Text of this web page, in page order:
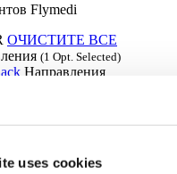
uses cookies
Flymedi
ОЧИСТИТЕ ВСЕ
(1 Opt. Selected)
Направления
от 3 164 €